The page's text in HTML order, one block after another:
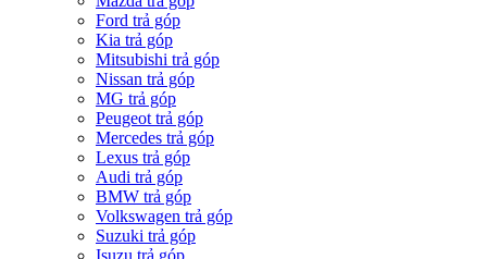
Ford trả góp
Kia trả góp
Mitsubishi trả góp
Nissan trả góp
MG trả góp
Peugeot trả góp
Mercedes trả góp
Lexus trả góp
Audi trả góp
BMW trả góp
Volkswagen trả góp
Suzuki trả góp
Isuzu trả góp